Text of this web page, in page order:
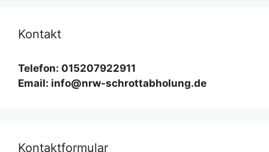
Kontakt
Telefon: 015207922911
Email: info@nrw-schrottabholung.de
Kontaktformular